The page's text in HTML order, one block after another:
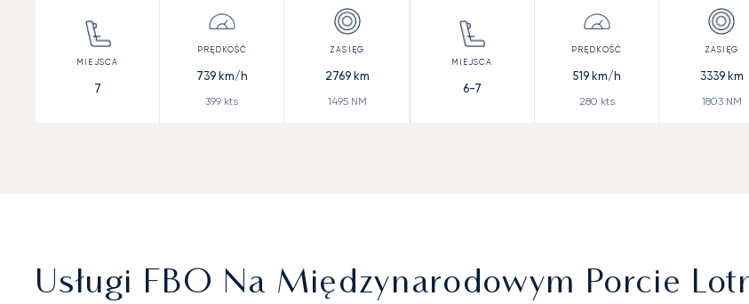
7
739km/h
399 kts
2769km
1495NM
6-7
519km/h
280 kts
3339km
1803NM
Usługi FBO Na Międzynarodowym Porcie